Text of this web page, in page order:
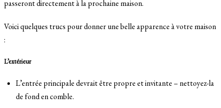
passeront directement à la prochaine maison.
Voici quelques trucs pour donner une belle apparence à votre maison
:
L’extérieur
L’entrée principale devrait être propre et invitante – nettoyez-la
de fond en comble.